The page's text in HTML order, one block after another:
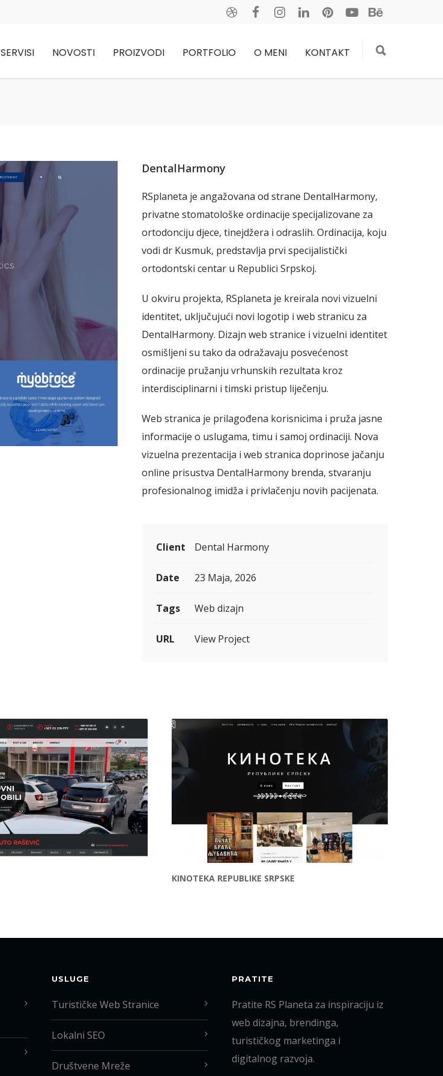
SERVISI NOVOSTI PROIZVODI PORTFOLIO O MENI KONTAKT
DentalHarmony
RSplaneta je angažovana od strane DentalHarmony,
privatne stomatološke ordinacije specijalizovane za
ortodonciju djece, tinejdžera i odraslih. Ordinacija, koju
vodi dr Kusmuk, predstavlja prvi specijalistički
ortodontski centar u Republici Srpskoj.
U okviru projekta, RSplaneta je kreirala novi vizuelni
identitet, uključujući novi logotip i web stranicu za
DentalHarmony. Dizajn web stranice i vizuelni identitet
osmišljeni su tako da odražavaju posvećenost
ordinacije pružanju vrhunskih rezultata kroz
interdisciplinarni i timski pristup liječenju.
Web stranica je prilagođena korisnicima i pruža jasne
informacije o uslugama, timu i samoj ordinaciji. Nova
vizuelna prezentacija i web stranica doprinose jačanju
online prisustva DentalHarmony brenda, stvaranju
profesionalnog imidža i privlačenju novih pacijenata.
Client Dental Harmony
Date 23 Maja, 2026
Tags Web dizajn
URL View Project
KINOTEKA REPUBLIKE SRPSKE
USLUGE
Turističke Web Stranice
Lokalni SEO
Društvene Mreže
PRATITE
Pratite RS Planeta za inspiraciju iz
web dizajna, brendinga,
turističkog marketinga i
digitalnog razvoja.